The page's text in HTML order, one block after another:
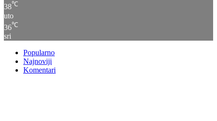
38℃
uto
36℃
sri
Popularno
Najnoviji
Komentari